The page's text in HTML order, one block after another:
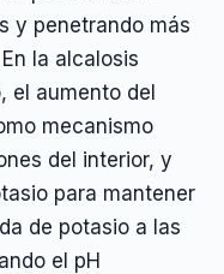
y penetrando más
En la alcalosis
el aumento del
mecanismo
del interior, y
para mantener
de potasio a las
el pH